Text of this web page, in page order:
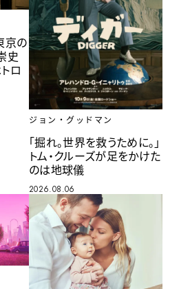
京の
史
ロ
ジョン・グッドマン
「掘れ。世界を救うために。」
トム・クルーズが足をかけた
のは地球儀
2026.08.06